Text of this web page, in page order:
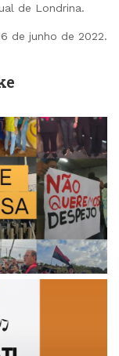
de Londrina.
de junho de 2022.